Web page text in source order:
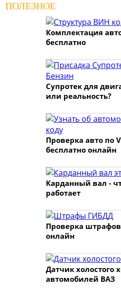
ПОЛЕЗНОЕ
Комплектация
бесплатно
Супротек для
или реальность?
Проверка авто по
бесплатно онлайн
Карданный вал -
работает
Проверка
онлайн
Датчик холостого
автомобилей ВАЗ